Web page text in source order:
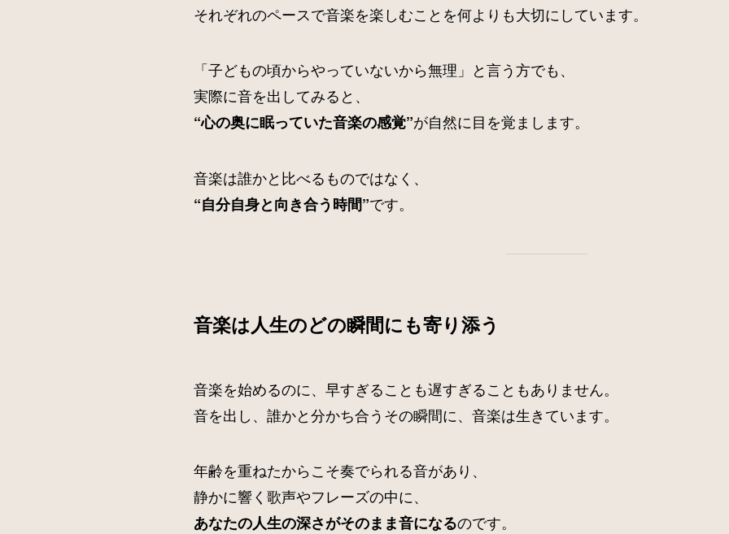
それぞれのペースで音楽を楽しむことを何よりも大切にしています。
「子どもの頃からやっていないから無理」と言う方でも、
実際に音を出してみると、
“心の奥に眠っていた音楽の感覚”が自然に目を覚まします。
音楽は誰かと比べるものではなく、
“自分自身と向き合う時間”です。
音楽は人生のどの瞬間にも寄り添う
音楽を始めるのに、早すぎることも遅すぎることもありません。
音を出し、誰かと分かち合うその瞬間に、音楽は生きています。
年齢を重ねたからこそ奏でられる音があり、
静かに響く歌声やフレーズの中に、
あなたの人生の深さがそのまま音になるのです。